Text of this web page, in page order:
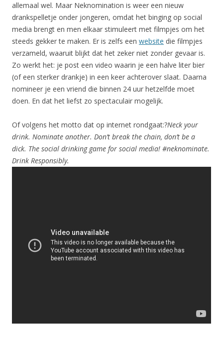
allemaal wel. Maar Neknomination is weer een nieuw
drankspelletje onder jongeren, omdat het binging op social
media brengt en men elkaar stimuleert met filmpjes om het
steeds gekker te maken. Er is zelfs een website die filmpjes
verzameld, waaruit blijkt dat het zeker niet zonder gevaar is.
Zo werkt het: je post een video waarin je een halve liter bier
(of een sterker drankje) in een keer achterover slaat. Daarna
nomineer je een vriend die binnen 24 uur hetzelfde moet
doen. En dat het liefst zo spectaculair mogelijk.
Of volgens het motto dat op internet rondgaat:?Neck your
drink. Nominate another. Don’t break the chain, don’t be a
dick. The social drinking game for social media! #neknominate.
Drink Responsibly.